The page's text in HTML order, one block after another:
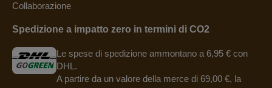
Collaborazione
Spedizione a impatto zero in termini di CO2
Le spese di spedizione ammontano a 6,95 € con
DHL.
A partire da un valore della merce di 69,00 €, la